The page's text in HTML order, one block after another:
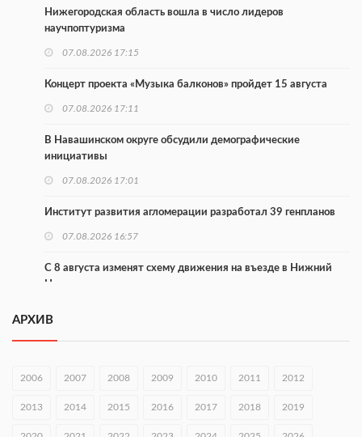
Нижегородская область вошла в число лидеров
научпоптуризма
07.08.2026 17:15
Концерт проекта «Музыка балконов» пройдет 15 августа
07.08.2026 17:11
В Навашинском округе обсудили демографические
инициативы
07.08.2026 17:01
Институт развития агломерации разработал 39 генпланов
07.08.2026 16:57
С 8 августа изменят схему движения на въезде в Нижний
Новгород
В Нижегородской области прошло заседание АТК и
07.08.2026 14:54
В Чкаловске спустили на воду «Метеор-120Р»
АРХИВ
2006 2007 2008 2009 2010 2011 2012
2013 2014 2015 2016 2017 2018 2019